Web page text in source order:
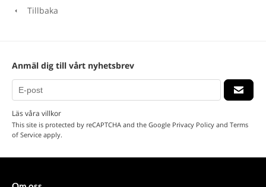
Tillbaka
Anmäl dig till vårt nyhetsbrev
Läs våra villkor
This site is protected by reCAPTCHA and the Google Privacy Policy and Terms
of Service apply.